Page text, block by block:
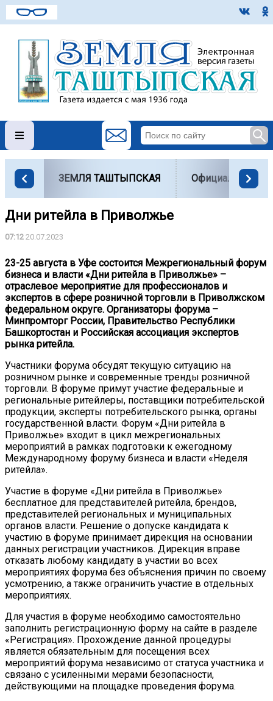
ЗЕМЛЯ ТАШТЫПСКАЯ Официально
Дни ритейла в Приволжье
07:12 20.07.2023
23-25 августа в Уфе состоится Межрегиональный форум
бизнеса и власти «Дни ритейла в Приволжье» –
отраслевое мероприятие для профессионалов и
экспертов в сфере розничной торговли в Приволжском
федеральном округе. Организаторы форума –
Минпромторг России, Правительство Республики
Башкортостан и Российская ассоциация экспертов
рынка ритейла.
Участники форума обсудят текущую ситуацию на
розничном рынке и современные тренды розничной
торговли. В форуме примут участие федеральные и
региональные ритейлеры, поставщики потребительской
продукции, эксперты потребительского рынка, органы
государственной власти. Форум «Дни ритейла в
Приволжье» входит в цикл межрегиональных
мероприятий в рамках подготовки к ежегодному
Международному форуму бизнеса и власти «Неделя
ритейла».
Участие в форуме «Дни ритейла в Приволжье»
бесплатное для представителей ритейла, брендов,
представителей региональных и муниципальных
органов власти. Решение о допуске кандидата к
участию в форуме принимает дирекция на основании
данных регистрации участников. Дирекция вправе
отказать любому кандидату в участии во всех
мероприятиях форума без объяснения причин по своему
усмотрению, а также ограничить участие в отдельных
мероприятиях.
Для участия в форуме необходимо самостоятельно
заполнить регистрационную форму на сайте в разделе
«Регистрация». Прохождение данной процедуры
является обязательным для посещения всех
мероприятий форума независимо от статуса участника и
связано с усиленными мерами безопасности,
действующими на площадке проведения форума.